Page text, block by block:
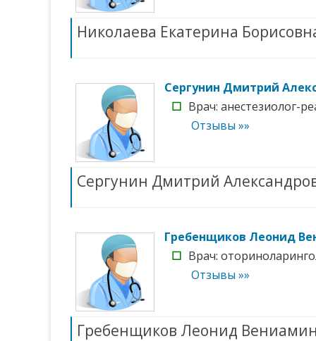
Николаева Екатерина
Сергунин Дмитрий
☐ Врач: анестезиолог-
Отзывы »»
Сергунин Дмитрий
Гребенщиков Леонид
☐ Врач:
Отзывы »»
Гребенщиков Леонид